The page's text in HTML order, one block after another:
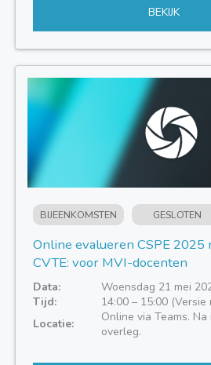
BEKIJK
BIJEENKOMSTEN GESLOTEN
Online evalueren CSPE 2025
CVTE: voor MVI-docenten
Data:
Woensdag 21 mei
Tijd:
14:00 – 15:00
Locatie:
Online via Teams.
overleg.